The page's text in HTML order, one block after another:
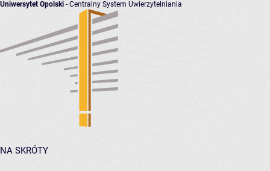
Uniwersytet Opolski - Centralny System Uwierzytelniania
NA SKRÓTY